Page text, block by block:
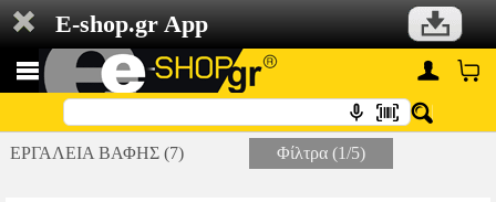
E-shop.gr App
ΕΡΓΑΛΕΙΑ ΒΑΦΗΣ (7) Φίλτρα (1/5)